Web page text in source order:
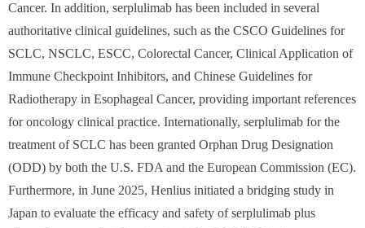
Cancer. In addition, serplulimab has been included in several
authoritative clinical guidelines, such as the CSCO Guidelines for
SCLC, NSCLC, ESCC, Colorectal Cancer, Clinical Application of
Immune Checkpoint Inhibitors, and Chinese Guidelines for
Radiotherapy in Esophageal Cancer, providing important references
for oncology clinical practice. Internationally, serplulimab for the
treatment of SCLC has been granted Orphan Drug Designation
(ODD) by both the U.S. FDA and the European Commission (EC).
Furthermore, in June 2025, Henlius initiated a bridging study in
Japan to evaluate the efficacy and safety of serplulimab plus